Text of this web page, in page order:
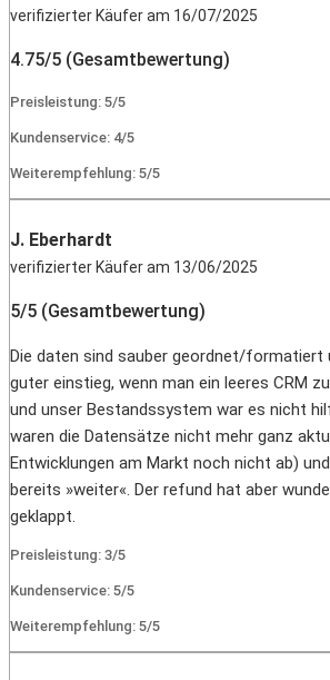
verifizierter Käufer am 16/07/2025
4.75/5 (Gesamtbewertung)
Preisleistung: 5/5
Kundenservice: 4/5
Weiterempfehlung: 5/5
J. Eberhardt
verifizierter Käufer am 13/06/2025
5/5 (Gesamtbewertung)
Die daten sind sauber geordnet/formatiert
guter einstieg, wenn man ein leeres CRM
und unser Bestandssystem war es nicht
waren die Datensätze nicht mehr ganz
Entwicklungen am Markt noch nicht ab)
bereits »weiter«. Der refund hat aber
geklappt.
Preisleistung: 3/5
Kundenservice: 5/5
Weiterempfehlung: 5/5